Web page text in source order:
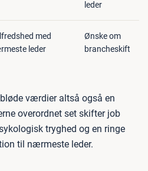
leder
med
leder
Ønske om
brancheskift
værdier altså også en
overordnet set skifter job
tryghed og en ringe
til nærmeste leder.